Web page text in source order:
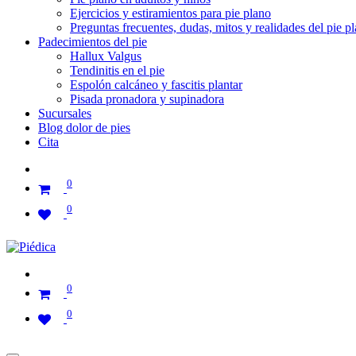
Ejercicios y estiramientos para pie plano
Preguntas frecuentes, dudas, mitos y realidades del pie
Padecimientos del pie
Hallux Valgus
Tendinitis en el pie
Espolón calcáneo y fascitis plantar
Pisada pronadora y supinadora
Sucursales
Blog dolor de pies
Cita
0
0
0
0